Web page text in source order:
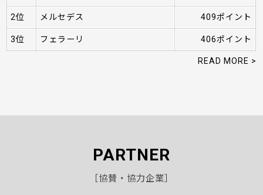
2位 メルセデス 409ポイント
3位 フェラーリ 406ポイント
READ MORE >
PARTNER
［協賛・協力企業］